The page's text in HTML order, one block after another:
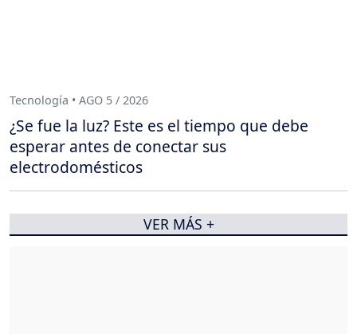
Tecnología • AGO 5 / 2026
¿Se fue la luz? Este es el tiempo que debe
esperar antes de conectar sus
electrodomésticos
VER MÁS +